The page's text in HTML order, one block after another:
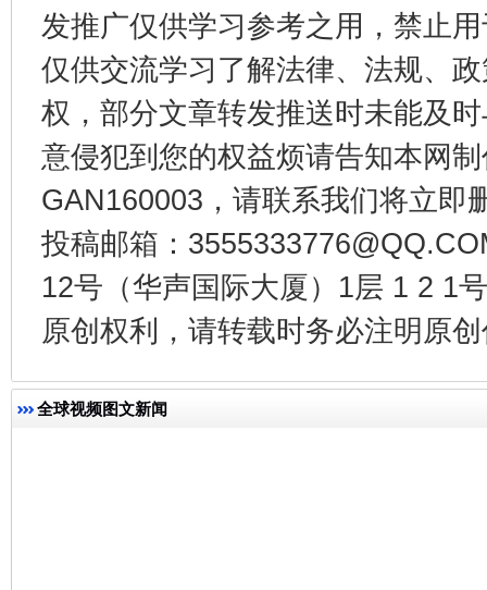
发推广仅供学习参考之用，禁止
仅供交流学习了解法律、法规、
权，部分文章转发推送时未能及
意侵犯到您的权益烦请告知本网
GAN160003，请联系我们将立即
投稿邮箱：
12号（华声国际大厦）1层 1 2 1
原创权利，请转载时务必注明原
全球视频图文新闻
网上购药对药下症？